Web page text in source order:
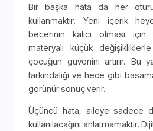
Bir başka hata da her
kullanmaktır. Yeni içerik
becerinin kalıcı olması için
materyali küçük
çocuğun güvenini artırır. Bu
farkındalığı ve hece gibi
görünür sonuç verir.
Üçüncü hata, aileye sadece
kullanılacağını anlatmamaktır.